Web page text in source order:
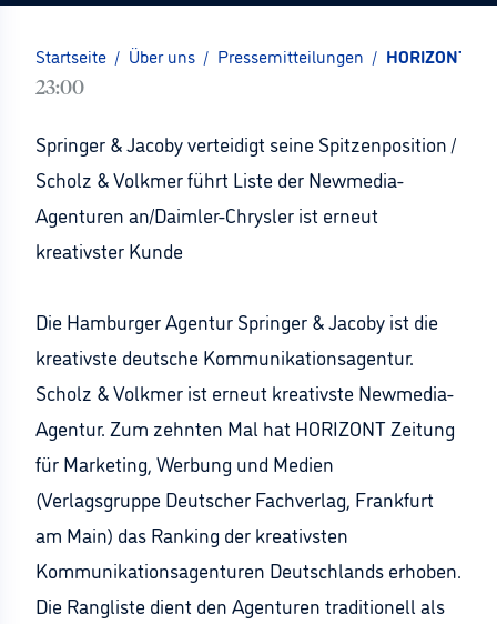
Startseite / Über uns / Pressemitteilungen / HORIZONT-
23:00
Springer & Jacoby verteidigt seine Spitzenposition /
Scholz & Volkmer führt Liste der Newmedia-
Agenturen an/Daimler-Chrysler ist erneut
kreativster Kunde
Die Hamburger Agentur Springer & Jacoby ist die
kreativste deutsche Kommunikationsagentur.
Scholz & Volkmer ist erneut kreativste Newmedia-
Agentur. Zum zehnten Mal hat HORIZONT Zeitung
für Marketing, Werbung und Medien
(Verlagsgruppe Deutscher Fachverlag, Frankfurt
am Main) das Ranking der kreativsten
Kommunikationsagenturen Deutschlands erhoben.
Die Rangliste dient den Agenturen traditionell als